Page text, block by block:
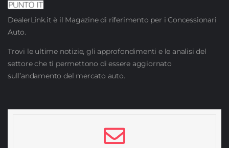
DealerLink.it è il Magazine di riferimento per i Concessionari
Auto.
Trovi le ultime notizie, gli approfondimenti e le analisi del
settore che ti permettono di essere aggiornato
sull’andamento del mercato auto.